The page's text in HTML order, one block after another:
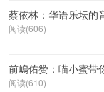
蔡依林：华语乐坛的
阅读(606)
前嶋佑赞：喵小蜜带
阅读(610)